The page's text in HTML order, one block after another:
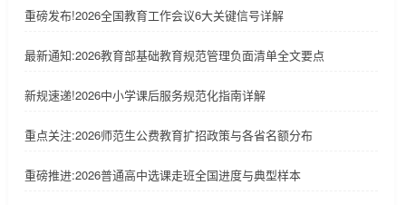
重磅发布!2026全国教育工作会议6大关键信号详解
最新通知:2026教育部基础教育规范管理负面清单全文要点
新规速递!2026中小学课后服务规范化指南详解
重点关注:2026师范生公费教育扩招政策与各省名额分布
重磅推进:2026普通高中选课走班全国进度与典型样本